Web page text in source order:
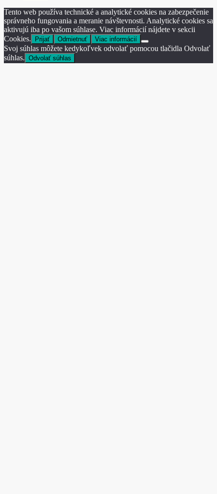
Tento web používa technické a analytické cookies na zabezpečenie
správneho fungovania a meranie návštevnosti. Analytické cookies sa
aktivujú iba po vašom súhlase. Viac informácií nájdete v sekcii
Cookies.
Prijať Odmietnuť Viac informácií
Svoj súhlas môžete kedykoľvek odvolať pomocou tlačidla Odvolať
súhlas. Odvolať súhlas